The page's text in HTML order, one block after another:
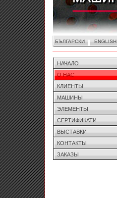
БЪЛГАРСКИ ENGLISH
НАЧАЛО
О НАС
КЛИЕНТЫ
МАШИНЫ
ЭЛЕМЕНТЫ
СЕРТИФИКАТИ
ВЫСТАВКИ
КОНТАКТЫ
ЗАКАЗЫ